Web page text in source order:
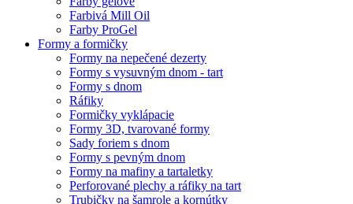
Farbivá Mill Oil
Farby ProGel
Formy a formičky
Formy na nepečené dezerty
Formy s vysuvným dnom - tart
Formy s dnom
Ráfiky
Formičky vyklápacie
Formy 3D, tvarované formy
Sady foriem s dnom
Formy s pevným dnom
Formy na mafiny a tartaletky
Perforované plechy a ráfiky na tart
Trubičky na šamrole a kornútky